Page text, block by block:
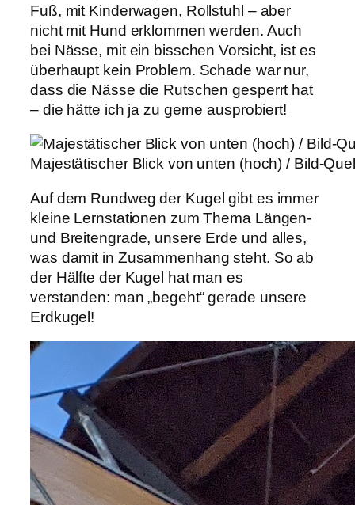
Fuß, mit Kinderwagen, Rollstuhl – aber
nicht mit Hund erklommen werden. Auch
bei Nässe, mit ein bisschen Vorsicht, ist es
überhaupt kein Problem. Schade war nur,
dass die Nässe die Rutschen gesperrt hat
– die hätte ich ja zu gerne ausprobiert!
Majestätischer Blick von unten (hoch) / Bild-
Auf dem Rundweg der Kugel gibt es immer
kleine Lernstationen zum Thema Längen-
und Breitengrade, unsere Erde und alles,
was damit in Zusammenhang steht. So ab
der Hälfte der Kugel hat man es
verstanden: man „begeht“ gerade unsere
Erdkugel!